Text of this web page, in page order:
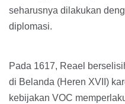
seharusnya dilakukan
diplomasi.
Pada 1617, Reael
di Belanda (Heren XVII)
kebijakan VOC